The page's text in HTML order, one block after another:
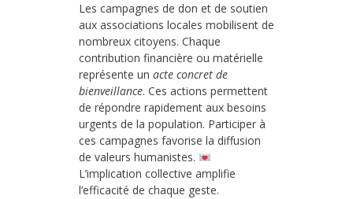
Les campagnes de don et de soutien
aux associations locales mobilisent de
nombreux citoyens. Chaque
contribution financière ou matérielle
représente un acte concret de
bienveillance. Ces actions permettent
de répondre rapidement aux besoins
urgents de la population. Participer à
ces campagnes favorise la diffusion
de valeurs humanistes.
L’implication collective amplifie
l’efficacité de chaque geste.